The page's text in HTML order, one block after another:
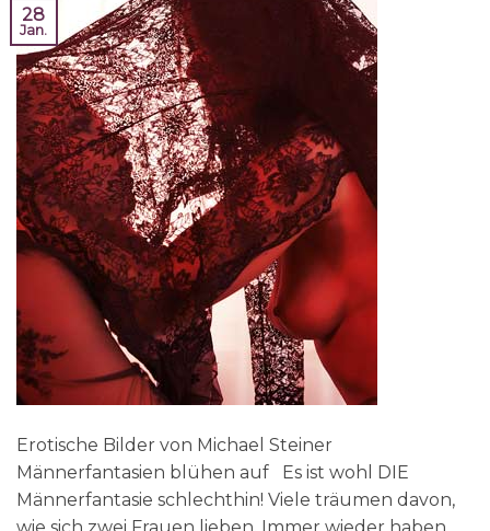
28
Jan.
Erotische Bilder von Michael Steiner
Männerfantasien blühen auf Es ist wohl DIE
Männerfantasie schlechthin! Viele träumen davon,
wie sich zwei Frauen lieben. Immer wieder haben